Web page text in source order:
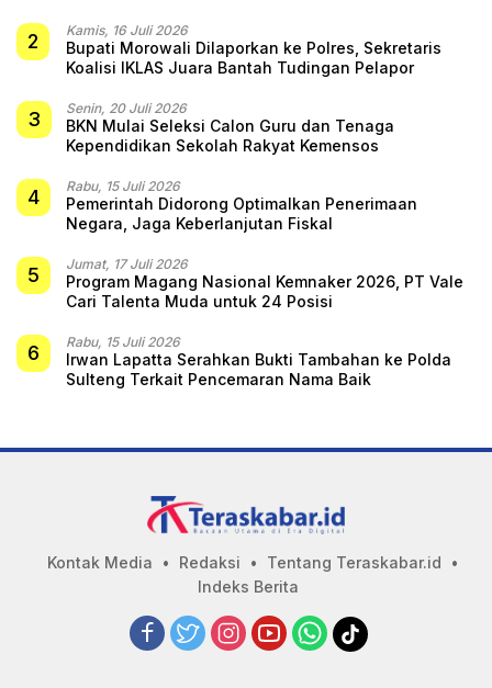
2 Kamis, 16 Juli 2026
Bupati Morowali Dilaporkan ke Polres, Sekretaris
Koalisi IKLAS Juara Bantah Tudingan Pelapor
3 Senin, 20 Juli 2026
BKN Mulai Seleksi Calon Guru dan Tenaga
Kependidikan Sekolah Rakyat Kemensos
4 Rabu, 15 Juli 2026
Pemerintah Didorong Optimalkan Penerimaan
Negara, Jaga Keberlanjutan Fiskal
5 Jumat, 17 Juli 2026
Program Magang Nasional Kemnaker 2026, PT Vale
Cari Talenta Muda untuk 24 Posisi
6 Rabu, 15 Juli 2026
Irwan Lapatta Serahkan Bukti Tambahan ke Polda
Sulteng Terkait Pencemaran Nama Baik
Kontak Media Redaksi
Tentang Teraskabar.id
Indeks Berita